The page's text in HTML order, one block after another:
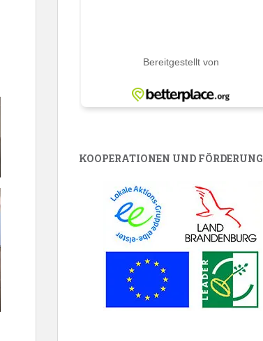
KOOPERATIONEN UND FÖRDERUNG